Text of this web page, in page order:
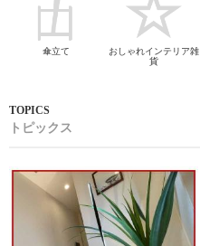
傘立て
おしゃれインテリア雑
貨
トピックス